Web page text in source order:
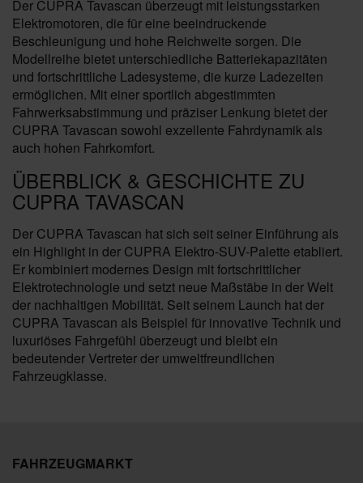
Der CUPRA Tavascan überzeugt mit leistungsstarken
Elektromotoren, die für eine beeindruckende
Beschleunigung und hohe Reichweite sorgen. Die
Modellreihe bietet unterschiedliche Batteriekapazitäten
und fortschrittliche Ladesysteme, die kurze Ladezeiten
ermöglichen. Mit einer sportlich abgestimmten
Fahrwerksabstimmung und präziser Lenkung bietet der
CUPRA Tavascan sowohl exzellente Fahrdynamik als
auch hohen Fahrkomfort.
ÜBERBLICK & GESCHICHTE ZU
CUPRA TAVASCAN
Der CUPRA Tavascan hat sich seit seiner Einführung als
ein Highlight in der CUPRA Elektro-SUV-Palette etabliert.
Er kombiniert modernes Design mit fortschrittlicher
Elektrotechnologie und setzt neue Maßstäbe in der Welt
der nachhaltigen Mobilität. Seit seinem Launch hat der
CUPRA Tavascan als Beispiel für innovative Technik und
luxuriöses Fahrgefühl überzeugt und bleibt ein
bedeutender Vertreter der umweltfreundlichen
Fahrzeugklasse.
FAHRZEUGMARKT